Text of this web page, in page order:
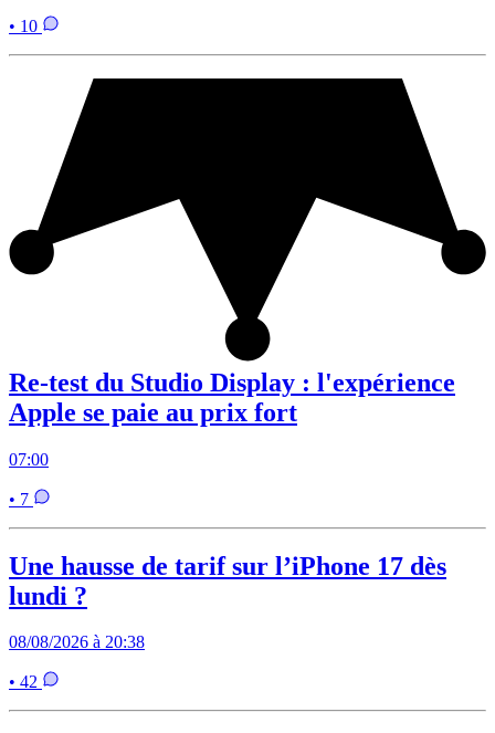
• 10
Re-test du Studio Display : l'expérience
Apple se paie au prix fort
07:00
• 7
Une hausse de tarif sur l’iPhone 17 dès
lundi ?
08/08/2026 à 20:38
• 42